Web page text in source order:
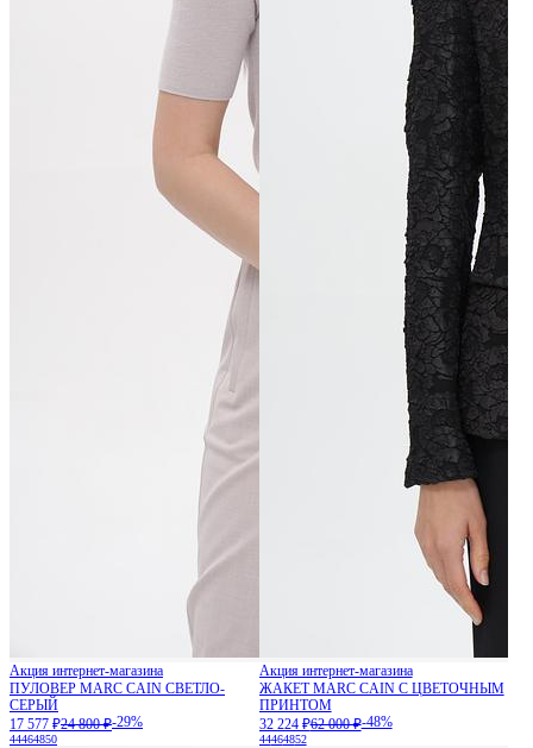
Акция интернет-магазина
ПУЛОВЕР MARC CAIN СВЕТЛО-
СЕРЫЙ
17 577 ₽24 800 ₽-29%
44464850
Акция интернет-магазина
ЖАКЕТ MARC CAIN С ЦВЕТОЧНЫМ
ПРИНТОМ
32 224 ₽62 000 ₽-48%
44464852